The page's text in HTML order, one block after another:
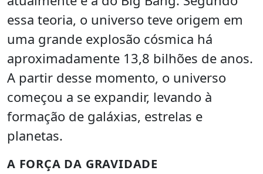
essa teoria, o universo teve origem em
uma grande explosão cósmica há
aproximadamente 13,8 bilhões de anos.
A partir desse momento, o universo
começou a se expandir, levando à
formação de galáxias, estrelas e
planetas.
A FORÇA DA GRAVIDADE